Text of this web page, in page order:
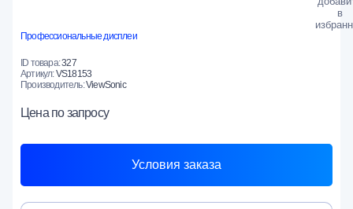
Профессиональные дисплеи
ID товара:327
Артикул:VS18153
Производитель:ViewSonic
Цена по запросу
Условия заказа